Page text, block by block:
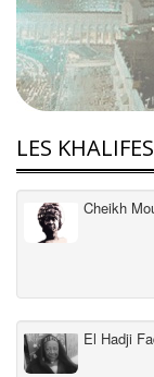
LES KHALIFES
Cheikh
El Hadji